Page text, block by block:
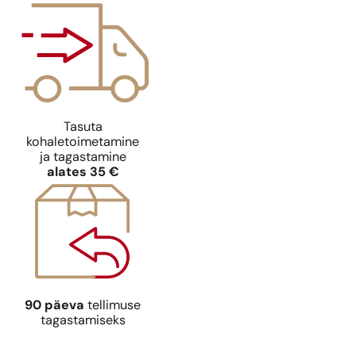
Tasuta
kohaletoimetamine
ja tagastamine
alates 35 €
90 päeva tellimuse
tagastamiseks